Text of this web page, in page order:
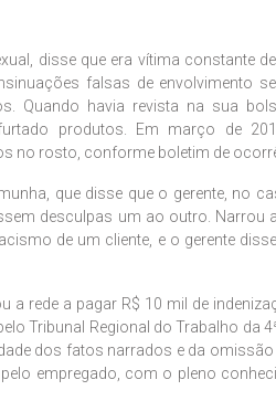
disse que era vítima constante
falsas de envolvimento
Quando havia revista na sua
produtos. Em março de
no rosto, conforme boletim de
que disse que o gerente, no
desculpas um ao outro. Narrou
de um cliente, e o gerente
a rede a pagar R$ 10 mil de
Tribunal Regional do Trabalho da
dos fatos narrados e da
empregado, com o pleno